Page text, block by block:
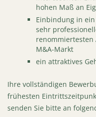
hohen Maß an
Einbindung in
sehr
renommiertesten
M&A-Markt
ein attraktives
Ihre vollständigen
frühesten
senden Sie bitte an